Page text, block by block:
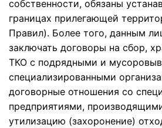
собственности, обязаны
границах прилегающей
Правил). Более того, данным
заключать договоры на сбор,
ТКО с подрядными и
специализированными
договорные отношения со
предприятиями,
утилизацию (захоронение)